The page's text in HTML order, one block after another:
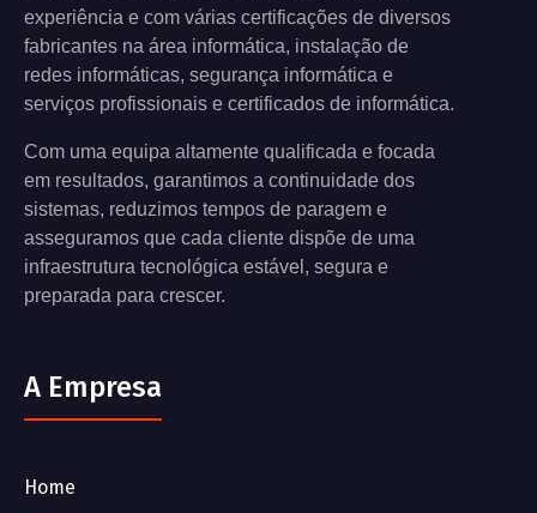
experiência e com várias certificações de diversos
fabricantes na área informática, instalação de
redes informáticas, segurança informática e
serviços profissionais e certificados de informática.
Com uma equipa altamente qualificada e focada
em resultados, garantimos a continuidade dos
sistemas, reduzimos tempos de paragem e
asseguramos que cada cliente dispõe de uma
infraestrutura tecnológica estável, segura e
preparada para crescer.
A Empresa
Home